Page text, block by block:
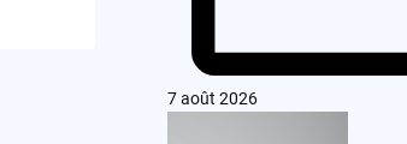
7 août 2026